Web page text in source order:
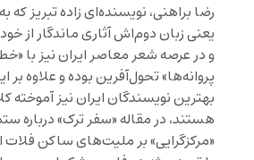
رضا براهنی، نویسنده‌ای زاده تبریز که
یعنی زبان دوم‌اش آثاری ماندگار از
و در عرصه شعر معاصر ایران نیز با
پروانه‌ها» تحول‌آفرین بوده و علاوه بر
بهترین نویسندگان ایران نیز آموخته
هستند، در مقاله «سفر ترک» درباره
«مرکزگرایی» بر ملیت‌های ساکن فلات